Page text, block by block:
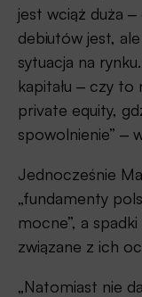
jest wciąż duża
debiutów jest,
sytuacja na
kapitału ‒ czy to
private equity,
spowolnienie” ‒
Jednocześnie
„fundamenty
mocne”, a
związane z ich
„Natomiast nie